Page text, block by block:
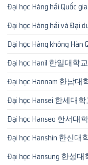
Đại học Hàng hải Quốc
Đại học Hàng hải và Đại
Đại học Hàng không
Đại học Hanil 한일대학교
Đại học Hannam 한남대
Đại học Hansei 한세대
Đại học Hanseo 한서대
Đại học Hanshin 한신대
Đại học Hansung 한성대